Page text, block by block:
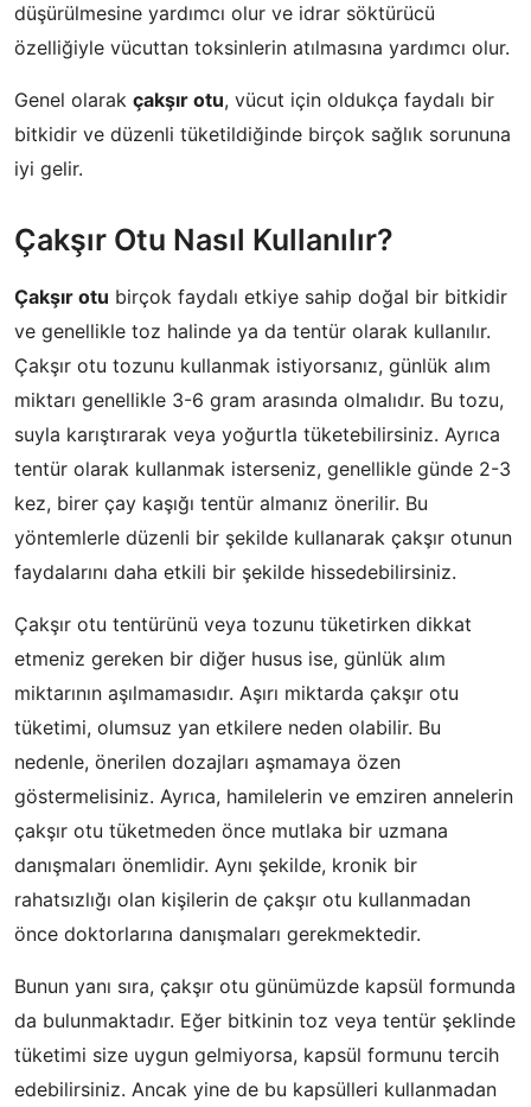
düşürülmesine yardımcı olur ve idrar söktürücü
özelliğiyle vücuttan toksinlerin atılmasına yardımcı olur.
Genel olarak çakşır otu, vücut için oldukça faydalı bir
bitkidir ve düzenli tüketildiğinde birçok sağlık sorununa
iyi gelir.
Çakşır Otu Nasıl Kullanılır?
Çakşır otu birçok faydalı etkiye sahip doğal bir bitkidir
ve genellikle toz halinde ya da tentür olarak kullanılır.
Çakşır otu tozunu kullanmak istiyorsanız, günlük alım
miktarı genellikle 3-6 gram arasında olmalıdır. Bu tozu,
suyla karıştırarak veya yoğurtla tüketebilirsiniz. Ayrıca
tentür olarak kullanmak isterseniz, genellikle günde 2-3
kez, birer çay kaşığı tentür almanız önerilir. Bu
yöntemlerle düzenli bir şekilde kullanarak çakşır otunun
faydalarını daha etkili bir şekilde hissedebilirsiniz.
Çakşır otu tentürünü veya tozunu tüketirken dikkat
etmeniz gereken bir diğer husus ise, günlük alım
miktarının aşılmamasıdır. Aşırı miktarda çakşır otu
tüketimi, olumsuz yan etkilere neden olabilir. Bu
nedenle, önerilen dozajları aşmamaya özen
göstermelisiniz. Ayrıca, hamilelerin ve emziren annelerin
çakşır otu tüketmeden önce mutlaka bir uzmana
danışmaları önemlidir. Aynı şekilde, kronik bir
rahatsızlığı olan kişilerin de çakşır otu kullanmadan
önce doktorlarına danışmaları gerekmektedir.
Bunun yanı sıra, çakşır otu günümüzde kapsül formunda
da bulunmaktadır. Eğer bitkinin toz veya tentür şeklinde
tüketimi size uygun gelmiyorsa, kapsül formunu tercih
edebilirsiniz. Ancak yine de bu kapsülleri kullanmadan